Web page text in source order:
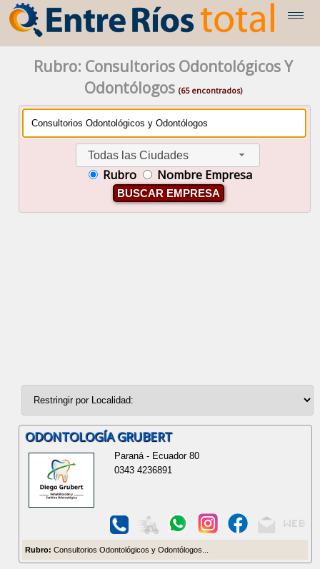
Rubro: Consultorios Odontológicos Y
Odontólogos (65 encontrados)
Todas las Ciudades
Rubro Nombre Empresa
BUSCAR EMPRESA
ODONTOLOGÍA GRUBERT
Paraná - Ecuador 80
0343 4236891
Rubro: Consultorios Odontológicos y Odontólogos...